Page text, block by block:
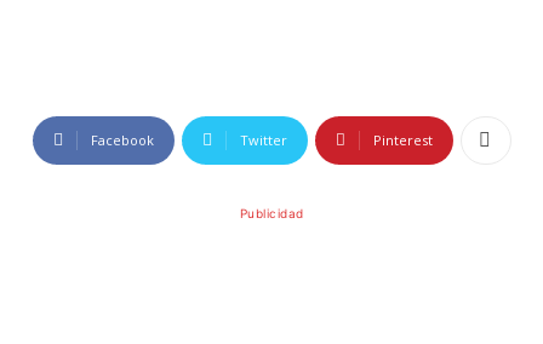
Facebook Twitter Pinterest
Publicidad